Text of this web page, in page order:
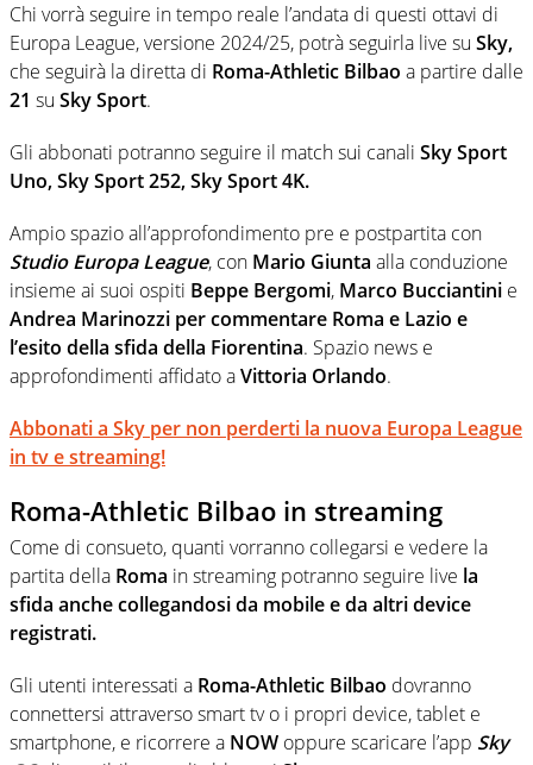
Chi vorrà seguire in tempo reale l’andata di questi ottavi di
Europa League, versione 2024/25, potrà seguirla live su Sky,
che seguirà la diretta di Roma-Athletic Bilbao a partire dalle
21 su Sky Sport.
Gli abbonati potranno seguire il match sui canali Sky Sport
Uno, Sky Sport 252, Sky Sport 4K.
Ampio spazio all’approfondimento pre e postpartita con
Studio Europa League, con Mario Giunta alla conduzione
insieme ai suoi ospiti Beppe Bergomi, Marco Bucciantini e
Andrea Marinozzi per commentare Roma e Lazio e
l’esito della sfida della Fiorentina. Spazio news e
approfondimenti affidato aVittoria Orlando.
Abbonati a Sky per non perderti la nuova Europa League
in tv e streaming!
Roma-Athletic Bilbao in streaming
Come di consueto, quanti vorranno collegarsi e vedere la
partita della Roma in streaming potranno seguire live la
sfida anche collegandosi da mobile e da altri device
registrati.
Gli utenti interessati a Roma-Athletic Bilbao dovranno
connettersi attraverso smart tv o i propri device, tablet e
smartphone, e ricorrere a NOW oppure scaricare l’app Sky